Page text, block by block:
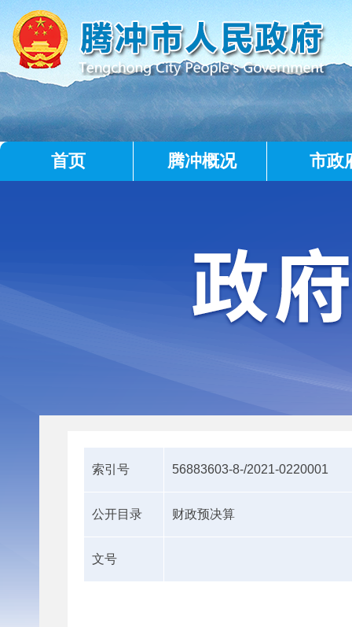
首页 腾冲概况 市政
索引号 56883603-8-/2021-0220001
公开目录 财政预决算
文号